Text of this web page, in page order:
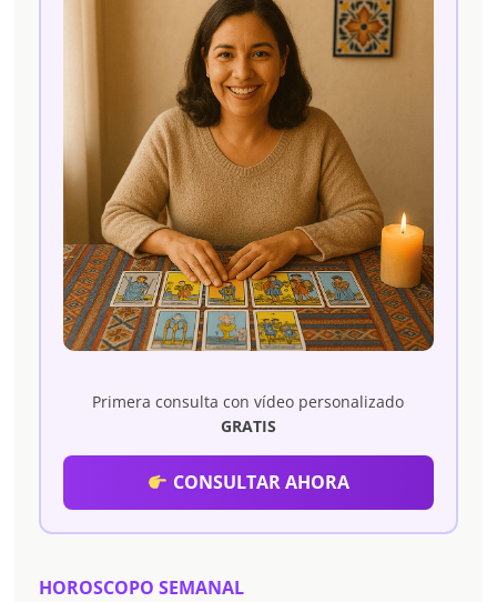
Primera consulta con vídeo personalizado
GRATIS
CONSULTAR AHORA
HOROSCOPO SEMANAL